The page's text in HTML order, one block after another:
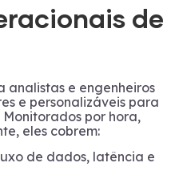
de
analistas e engenheiros
e personalizáveis para
por hora,
eles cobrem:
de dados, latência e